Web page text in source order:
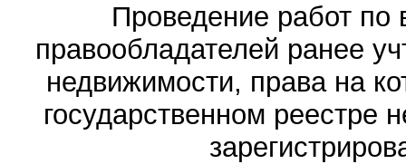
Проведение работ по
правообладателей ранее
недвижимости, права на
государственном реестре